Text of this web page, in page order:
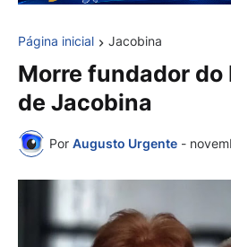
Página inicial Jacobina
Morre fundador do
de Jacobina
Por Augusto Urgente -